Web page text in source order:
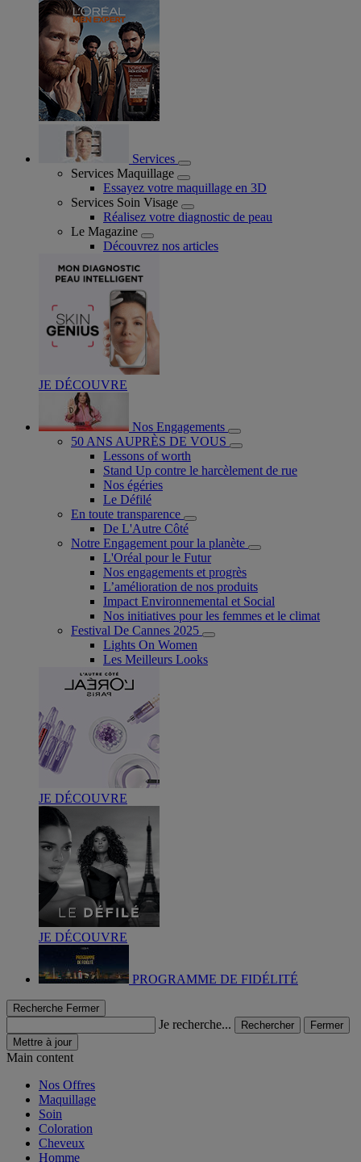
Services
Services Maquillage
Essayez votre maquillage en 3D
Services Soin Visage
Réalisez votre diagnostic de peau
Le Magazine
Découvrez nos articles
JE DÉCOUVRE
Nos Engagements
50 ANS AUPRÈS DE VOUS
Lessons of worth
Stand Up contre le harcèlement de rue
Nos égéries
Le Défilé
En toute transparence
De L'Autre Côté
Notre Engagement pour la planète
L'Oréal pour le Futur
Nos engagements et progrès
L’amélioration de nos produits
Impact Environnemental et Social
Nos initiatives pour les femmes et le climat
Festival De Cannes 2025
Lights On Women
Les Meilleurs Looks
JE DÉCOUVRE
JE DÉCOUVRE
PROGRAMME DE FIDÉLITÉ
Recherche Fermer
Je recherche... Rechercher
Fermer
Mettre à jour
Main content
Nos Offres
Maquillage
Soin
Coloration
Cheveux
Homme